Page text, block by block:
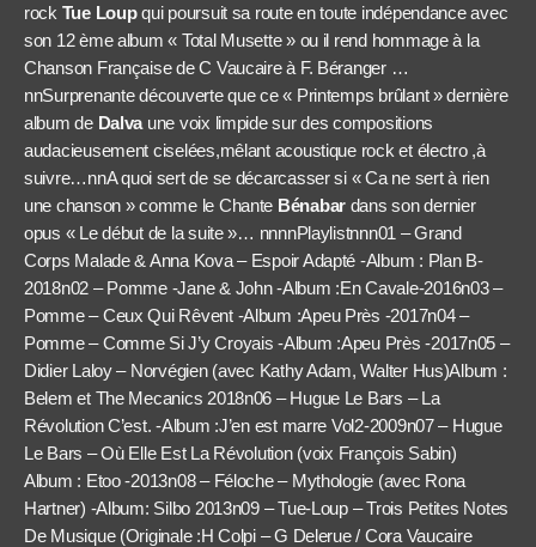
rock Tue Loupqui poursuit sa route en toute indépendance avec
son 12 ème album « Total Musette » ou il rend hommage à la
Chanson Française de C Vaucaire à F. Béranger …
nnSurprenante découverte que ce « Printemps brûlant » dernière
album de Dalvaune voix limpide sur des compositions
audacieusement ciselées,mêlant acoustique rock et électro ,à
suivre…nnA quoi sert de se décarcasser si « Ca ne sert à rien
une chanson » comme le Chante Bénabar dans son dernier
opus « Le début de la suite »… nnnnPlaylistnnn01 – Grand
Corps Malade & Anna Kova – Espoir Adapté -Album : Plan B-
2018n02 – Pomme -Jane & John -Album :En Cavale-2016n03 –
Pomme – Ceux Qui Rêvent -Album :Apeu Près -2017n04 –
Pomme – Comme Si J’y Croyais -Album :Apeu Près -2017n05 –
Didier Laloy – Norvégien (avec Kathy Adam, Walter Hus)Album :
Belem et The Mecanics 2018n06 – Hugue Le Bars – La
Révolution C’est. -Album :J’en est marre Vol2-2009n07 – Hugue
Le Bars – Où Elle Est La Révolution (voix François Sabin)
Album : Etoo -2013n08 – Féloche – Mythologie (avec Rona
Hartner) -Album: Silbo 2013n09 – Tue-Loup – Trois Petites Notes
De Musique (Originale :H Colpi – G Delerue / Cora Vaucaire